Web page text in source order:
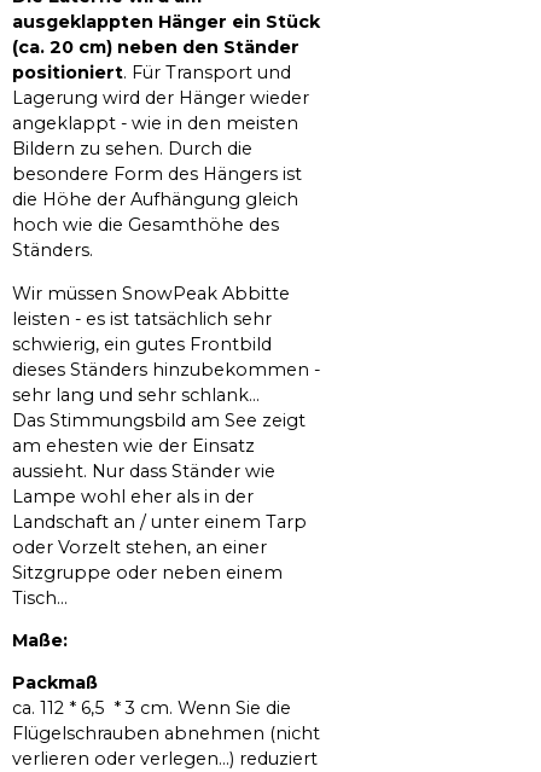
ausgeklappten Hänger ein Stück
(ca. 20 cm) neben den Ständer
positioniert. Für Transport und
Lagerung wird der Hänger wieder
angeklappt - wie in den meisten
Bildern zu sehen. Durch die
besondere Form des Hängers ist
die Höhe der Aufhängung gleich
hoch wie die Gesamthöhe des
Ständers.
Wir müssen SnowPeak Abbitte
leisten - es ist tatsächlich sehr
schwierig, ein gutes Frontbild
dieses Ständers hinzubekommen -
sehr lang und sehr schlank...
Das Stimmungsbild am See zeigt
am ehesten wie der Einsatz
aussieht. Nur dass Ständer wie
Lampe wohl eher als in der
Landschaft an / unter einem Tarp
oder Vorzelt stehen, an einer
Sitzgruppe oder neben einem
Tisch...
Maße:
Packmaß
ca. 112 * 6,5 * 3 cm. Wenn Sie die
Flügelschrauben abnehmen (nicht
verlieren oder verlegen...) reduziert